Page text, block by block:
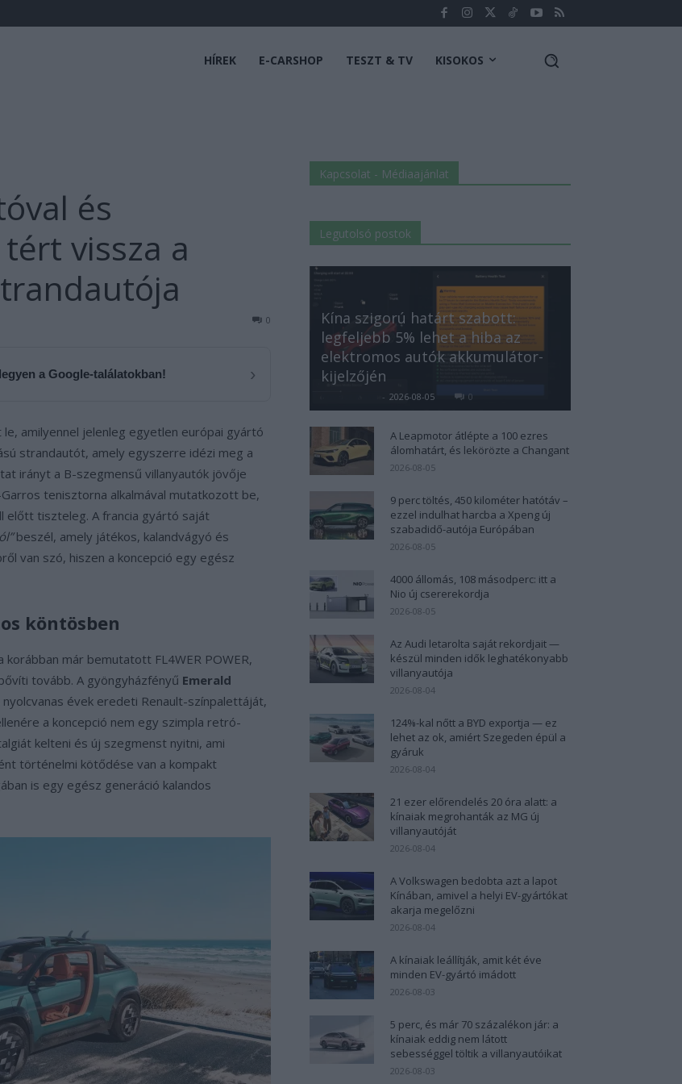
HÍREK E-CARSHOP TESZT & TV KISOKOS
és
vissza a
0
a Google-találatokban! ›
amilyennel jelenleg egyetlen európai gyártó
strandautót, amely egyszerre idézi meg a
irányt a B-szegmensű villanyautók jövője
tenisztorna alkalmával mutatkozott be,
előtt tiszteleg. A francia gyártó saját
beszél, amely játékos, kalandvágyó és
van szó, hiszen a koncepció egy egész
köntösben
korábban már bemutatott FL4WER POWER,
tovább. A gyöngyházfényű Emerald
évek eredeti Renault-színpalettáját,
a koncepció nem egy szimpla retró-
kelteni és új szegmenst nyitni, ami
történelmi kötődése van a kompakt
is egy egész generáció kalandos
Kapcsolat - Médiaajánlat
Legutolsó postok
Kína szigorú határt szabott:
legfeljebb 5% lehet a hiba az
elektromos autók akkumulátor-
kijelzőjén
- 2026-08-05 0
A Leapmotor átlépte a 100 ezres
álomhatárt, és lekörözte a Changant
2026-08-05
9 perc töltés, 450 kilométer hatótáv –
ezzel indulhat harcba a Xpeng új
szabadidő-autója Európában
2026-08-05
4000 állomás, 108 másodperc: itt a
Nio új csererekordja
2026-08-05
Az Audi letarolta saját rekordjait —
készül minden idők leghatékonyabb
villanyautója
2026-08-04
124%-kal nőtt a BYD exportja — ez
lehet az ok, amiért Szegeden épül a
gyáruk
2026-08-04
21 ezer előrendelés 20 óra alatt: a
kínaiak megrohanták az MG új
villanyautóját
2026-08-04
A Volkswagen bedobta azt a lapot
Kínában, amivel a helyi EV-gyártókat
akarja megelőzni
2026-08-04
A kínaiak leállítják, amit két éve
minden EV-gyártó imádott
2026-08-03
5 perc, és már 70 százalékon jár: a
kínaiak eddig nem látott
sebességgel töltik a villanyautóikat
2026-08-03